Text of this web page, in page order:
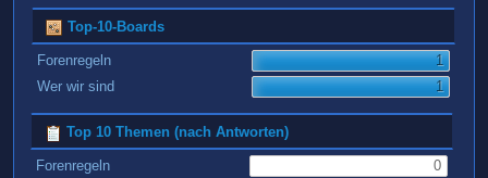
Top-10-Boards
Forenregeln
1
Wer wir sind
1
Top 10 Themen (nach Antworten)
Forenregeln
0